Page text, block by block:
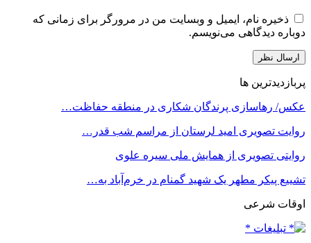
ذخیره نام، ایمیل و وبسایت من در مرورگر برای زمانی که
دوباره دیدگاهی می‌نویسم.
پربازدیدترین ها
عکس/ رهاسازی پرندگان شکاری در منطقه حفاظت…
روایت تصویری امید لرستان از مراسم شب قدر…
روایتی تصویری از همایش ملی سیره علوی
تشییع پیکر مطهر یک شهید گمنام در خرم‌آباد به…
اوقات شرعی